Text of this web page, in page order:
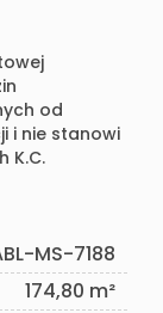
od
i nie stanowi
K.C.
MS-7188
174,80 m²